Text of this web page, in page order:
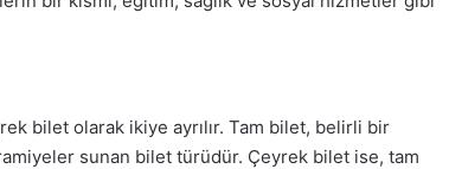
bilet olarak ikiye ayrılır. Tam bilet, belirli bir
sunan bilet türüdür. Çeyrek bilet ise, tam